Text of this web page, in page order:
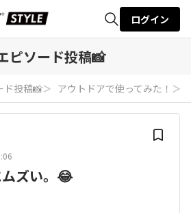
検索
ログイン
ピソード投稿📸
ド投稿📸＞ アウトドアで使ってみた！ ＞
ズい。😂